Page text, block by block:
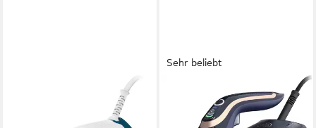
DST3011/20 3000 Series,
Sehr beliebt
Dampfbügeleisen
DST8050/20 8000 Series,